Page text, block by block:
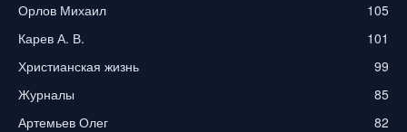
Орлов Михаил
105
Карев А. В.
101
Христианская жизнь
99
Журналы
85
Артемьев Олег
82